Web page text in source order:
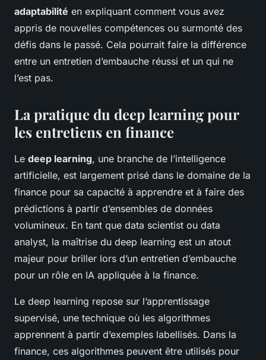
adaptabilité en expliquant comment vous avez
appris de nouvelles compétences ou surmonté des
défis dans le passé. Cela pourrait faire la différence
entre un entretien d’embauche réussi et un qui ne
l’est pas.
La pratique du deep learning pour
les entretiens en finance
Le deep learning, une branche de l’intelligence
artificielle, est largement prisé dans le domaine de la
finance pour sa capacité à apprendre et à faire des
prédictions à partir d’ensembles de données
volumineux. En tant que data scientist ou data
analyst, la maîtrise du deep learning est un atout
majeur pour briller lors d’un entretien d’embauche
pour un rôle en IA appliquée à la finance.
Le deep learning repose sur l’apprentissage
supervisé, une technique où les algorithmes
apprennent à partir d’exemples labellisés. Dans la
finance, ces algorithmes peuvent être utilisés pour